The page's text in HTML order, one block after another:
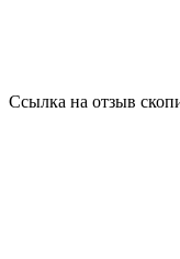
Ссылка на отзыв